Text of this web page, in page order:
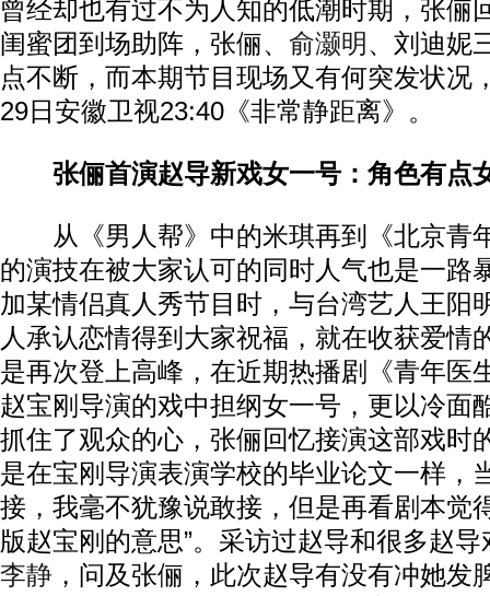
曾经却也有过不为人知的低潮时期，张俪
闺蜜团到场助阵，张俪、 俞灏明 、刘迪妮
点不断，而本期节目现场又有何突发状况
29日安徽卫视23:40《非常静距离》。
张俪首演赵导新戏女一号：角色有点
从《男人帮》中的米琪再到《北京青
的演技在被大家认可的同时人气也是一路
加某情侣真人秀节目时，与台湾艺人王阳
人承认恋情得到大家祝福，就在收获爱情
是再次登上高峰，在近期热播剧《青年医
赵宝刚导演的戏中担纲女一号，更以冷面
抓住了观众的心，张俪回忆接演这部戏时
是在宝刚导演表演学校的毕业论文一样，
接，我毫不犹豫说敢接，但是再看剧本觉
版赵宝刚的意思”。采访过赵导和很多赵
李静 ，问及张俪，此次赵导有没有冲她发